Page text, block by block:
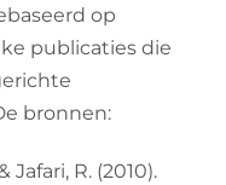
op
publicaties die
bronnen:
Jafari, R. (2010).